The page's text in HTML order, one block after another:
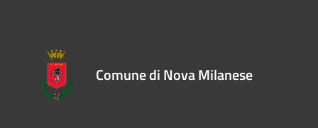
Comune di Nova Milanese